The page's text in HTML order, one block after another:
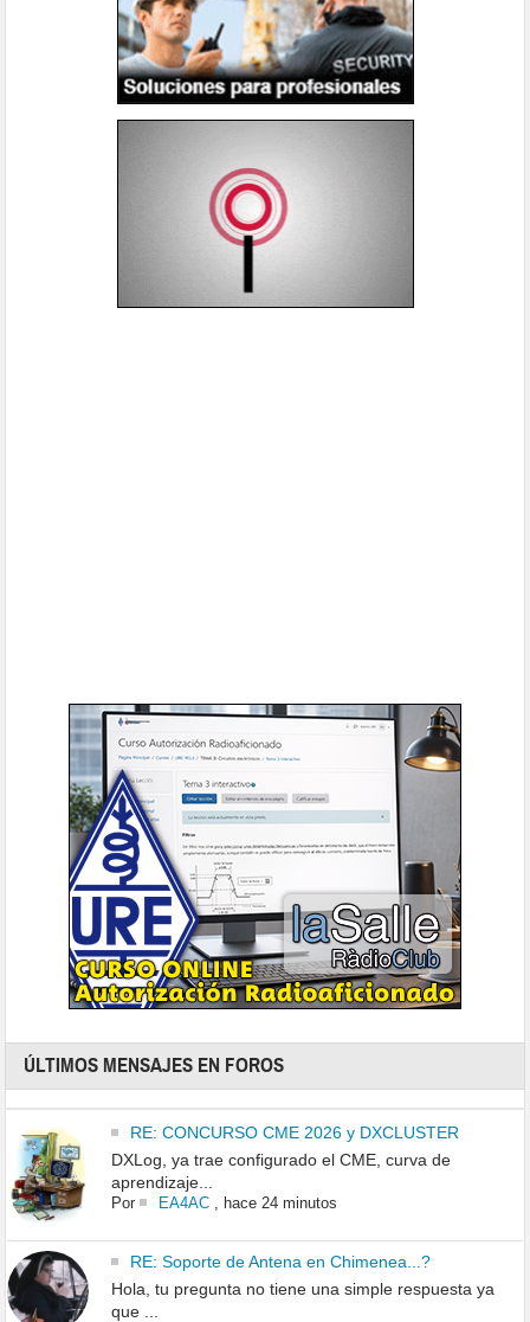
ÚLTIMOS MENSAJES EN FOROS
RE: CONCURSO CME 2026 y DXCLUSTER
DXLog, ya trae configurado el CME, curva de
aprendizaje...
Por EA4AC, hace 24 minutos
RE: Soporte de Antena en Chimenea...?
Hola, tu pregunta no tiene una simple respuesta ya
que ...